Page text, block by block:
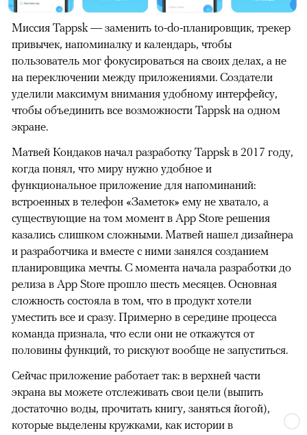
Миссия Tappsk — заменить to-do-планировщик, трекер
привычек, напоминалку и календарь, чтобы
пользователь мог фокусироваться на своих делах, а не
на переключении между приложениями. Создатели
уделили максимум внимания удобному интерфейсу,
чтобы объединить все возможности Tappsk на одном
экране.
Матвей Кондаков начал разработку Tappsk в 2017 году,
когда понял, что миру нужно удобное и
функциональное приложение для напоминаний:
встроенных в телефон «Заметок» ему не хватало, а
существующие на том момент в App Store решения
казались слишком сложными. Матвей нашел дизайнера
и разработчика и вместе с ними занялся созданием
планировщика мечты. С момента начала разработки до
релиза в App Store прошло шесть месяцев. Основная
сложность состояла в том, что в продукт хотели
уместить все и сразу. Примерно в середине процесса
команда признала, что если они не откажутся от
половины функций, то рискуют вообще не запуститься.
Сейчас приложение работает так: в верхней части
экрана вы можете отслеживать свои цели (выпить
достаточно воды, прочитать книгу, заняться йогой),
которые выделены кружками, как истории в